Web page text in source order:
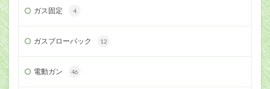
ガス固定 4
ガスブローバック 12
電動ガン 46